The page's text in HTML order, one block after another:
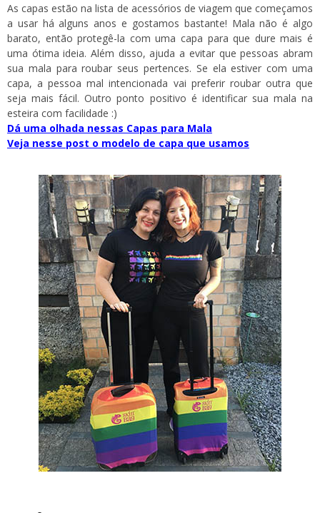
As capas estão na lista de acessórios de viagem que começamos
a usar há alguns anos e gostamos bastante! Mala não é algo
barato, então protegê-la com uma capa para que dure mais é
uma ótima ideia. Além disso, ajuda a evitar que pessoas abram
sua mala para roubar seus pertences. Se ela estiver com uma
capa, a pessoa mal intencionada vai preferir roubar outra que
seja mais fácil. Outro ponto positivo é identificar sua mala na
esteira com facilidade :)
Dá uma olhada nessas Capas para Mala
Veja nesse post o modelo de capa que usamos